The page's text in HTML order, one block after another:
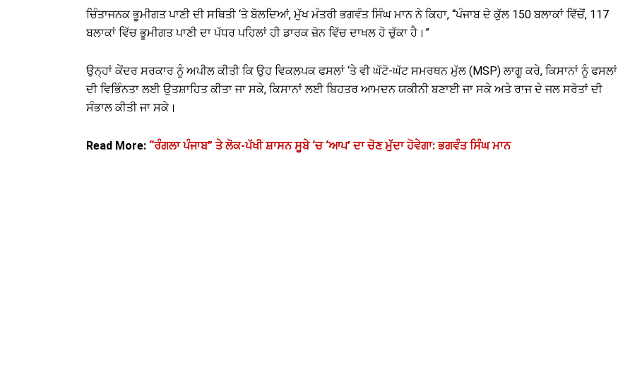
ਚਿੰਤਾਜਨਕ ਭੂਮੀਗਤ ਪਾਣੀ ਦੀ ਸਥਿਤੀ ‘ਤੇ ਬੋਲਦਿਆਂ, ਮੁੱਖ ਮੰਤਰੀ ਭਗਵੰਤ ਸਿੰਘ ਮਾਨ ਨੇ ਕਿਹਾ, “ਪੰਜਾਬ ਦੇ ਕੁੱਲ 150 ਬਲਾਕਾਂ ਵਿੱਚੋਂ, 117
ਬਲਾਕਾਂ ਵਿੱਚ ਭੂਮੀਗਤ ਪਾਣੀ ਦਾ ਪੱਧਰ ਪਹਿਲਾਂ ਹੀ ਡਾਰਕ ਜ਼ੋਨ ਵਿੱਚ ਦਾਖਲ ਹੋ ਚੁੱਕਾ ਹੈ।”
ਉਨ੍ਹਾਂ ਕੇਂਦਰ ਸਰਕਾਰ ਨੂੰ ਅਪੀਲ ਕੀਤੀ ਕਿ ਉਹ ਵਿਕਲਪਕ ਫਸਲਾਂ ‘ਤੇ ਵੀ ਘੱਟੋ-ਘੱਟ ਸਮਰਥਨ ਮੁੱਲ (MSP) ਲਾਗੂ ਕਰੇ, ਕਿਸਾਨਾਂ ਨੂੰ ਫਸਲਾਂ
ਦੀ ਵਿਭਿੰਨਤਾ ਲਈ ਉਤਸ਼ਾਹਿਤ ਕੀਤਾ ਜਾ ਸਕੇ, ਕਿਸਾਨਾਂ ਲਈ ਬਿਹਤਰ ਆਮਦਨ ਯਕੀਨੀ ਬਣਾਈ ਜਾ ਸਕੇ ਅਤੇ ਰਾਜ ਦੇ ਜਲ ਸਰੋਤਾਂ ਦੀ
ਸੰਭਾਲ ਕੀਤੀ ਜਾ ਸਕੇ।
Read More: “ਰੰਗਲਾ ਪੰਜਾਬ” ਤੇ ਲੋਕ-ਪੱਖੀ ਸ਼ਾਸਨ ਸੂਬੇ ‘ਚ ‘ਆਪ’ ਦਾ ਚੋਣ ਮੁੱਦਾ ਹੋਵੇਗਾ: ਭਗਵੰਤ ਸਿੰਘ ਮਾਨ